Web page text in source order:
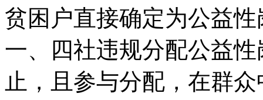
贫困户直接确定为公益
一、四社违规分配公益
止，且参与分配，在群